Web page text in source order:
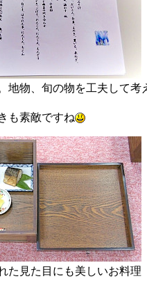
地物、旬の物を工夫して考
も素敵ですね
た見た目にも美しいお料理